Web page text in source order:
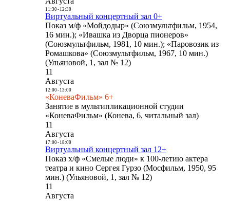
11:30- 12:30
Виртуальный концертный зал 0+
Показ м/ф «Мойдодыр» (Союзмультфильм, 1954,
16 мин.); «Ивашка из Дворца пионеров»
(Союзмультфильм, 1981, 10 мин.); «Паровозик из
Ромашкова» (Союзмультфильм, 1967, 10 мин.)
(Ульяновой, 1, зал № 12)
11
Августа
12:00- 13:00
«КоневаФильм» 6+
Занятие в мультипликационной студии
«КоневаФильм» (Конева, 6, читальный зал)
11
Августа
17:00- 18:00
Виртуальный концертный зал 12+
Показ х/ф «Смелые люди» к 100-летию актера
театра и кино Сергея Гурзо (Мосфильм, 1950, 95
мин.) (Ульяновой, 1, зал № 12)
11
Августа